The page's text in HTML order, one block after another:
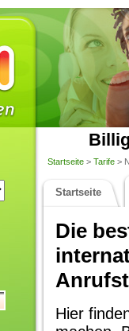
Startseite > Tarife >
Startseite
Die
Hier